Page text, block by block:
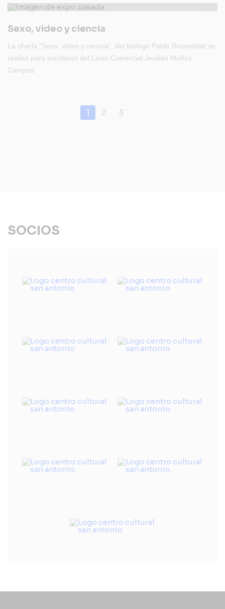
Sexo, video y ciencia
La charla “Sexo, video y ciencia”, del biólogo Pablo Rosenblatt se
realizó para escolares del Liceo Comercial Jeraldo Muñoz
Campos.
1 2 3
SOCIOS